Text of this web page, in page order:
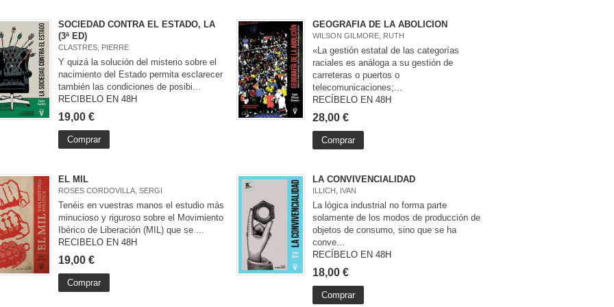
SOCIEDAD CONTRA EL ESTADO, LA
(3ª ED)
CLASTRES, PIERRE
Y quizá la solución del misterio sobre el
nacimiento del Estado permita esclarecer
también las condiciones de posibi...
RECIBELO EN 48H
19,00 €
Comprar
GEOGRAFIA DE LA ABOLICION
WILSON GILMORE, RUTH
«La gestión estatal de las categorías
raciales es análoga a su gestión de
carreteras o puertos o
telecomunicaciones;...
RECÍBELO EN 48H
28,00 €
Comprar
EL MIL
ROSES CORDOVILLA, SERGI
Tenéis en vuestras manos el estudio más
minucioso y riguroso sobre el Movimiento
Ibérico de Liberación (MIL) que se ...
RECIBELO EN 48H
19,00 €
Comprar
LA CONVIVENCIALIDAD
ILLICH, IVAN
La lógica industrial no forma parte
solamente de los modos de producción de
objetos de consumo, sino que se ha
conve...
RECÍBELO EN 48H
18,00 €
Comprar